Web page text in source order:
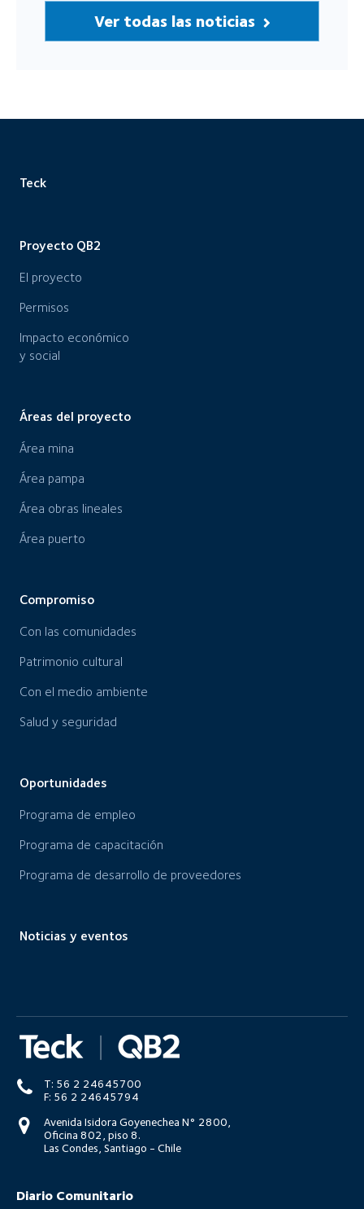
Ver todas las noticias
Teck
Proyecto QB2
El proyecto
Permisos
Impacto económico
y social
Áreas del proyecto
Área mina
Área pampa
Área obras lineales
Área puerto
Compromiso
Con las comunidades
Patrimonio cultural
Con el medio ambiente
Salud y seguridad
Oportunidades
Programa de empleo
Programa de capacitación
Programa de desarrollo de proveedores
Noticias y eventos
T: 56 2 24645700
F: 56 2 24645794
Avenida Isidora Goyenechea N° 2800,
Oficina 802, piso 8.
Las Condes, Santiago - Chile
Diario Comunitario